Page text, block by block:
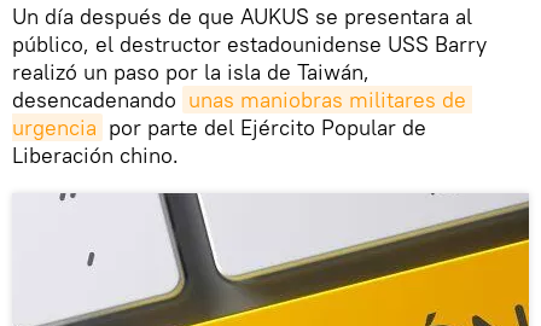
Un día después de que AUKUS se presentara al
público, el destructor estadounidense USS Barry
realizó un paso por la isla de Taiwán,
desencadenando unas maniobras militares de
urgencia por parte del Ejército Popular de
Liberación chino.